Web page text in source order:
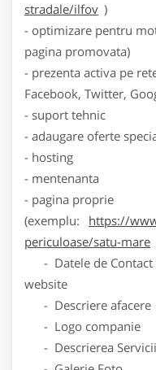
stradale/ilfov )
- optimizare pentru
pagina promovata)
- prezenta activa pe
Facebook, Twitter,
- suport tehnic
- adaugare oferte
- hosting
- mentenanta
- pagina proprie
(exemplu:
https://
periculoase/satu-mare
- Datele de Contact
website
- Descriere afacere
- Logo companie
- Descrierea